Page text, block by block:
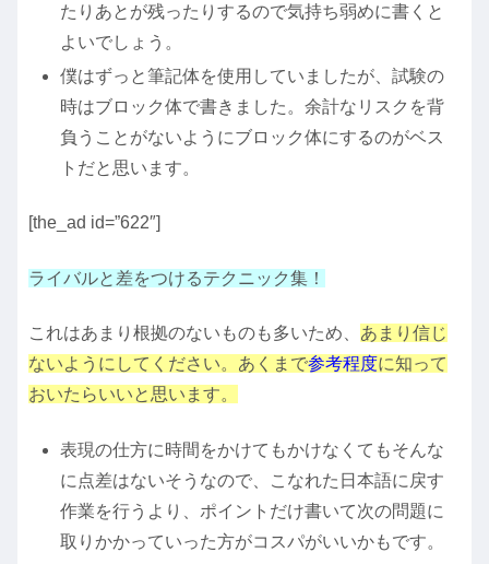
たりあとが残ったりするので気持ち弱めに書くと
よいでしょう。
僕はずっと筆記体を使用していましたが、試験の
時はブロック体で書きました。余計なリスクを背
負うことがないようにブロック体にするのがベス
トだと思います。
[the_ad id=”622″]
ライバルと差をつけるテクニック集！
これはあまり根拠のないものも多いため、 あまり信じ
ないようにしてください。あくまで参考程度に知って
おいたらいいと思います。
表現の仕方に時間をかけてもかけなくてもそんな
に点差はないそうなので、こなれた日本語に戻す
作業を行うより、ポイントだけ書いて次の問題に
取りかかっていった方がコスパがいいかもです。